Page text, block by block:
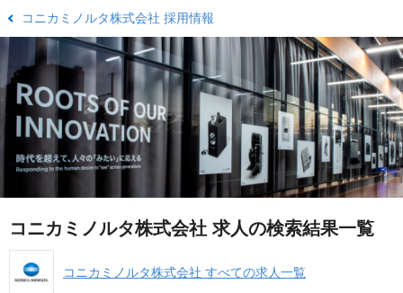
コニカミノルタ株式会社 採用情報
コニカミノルタ株式会社 求人の検索結果一覧
コニカミノルタ株式会社 すべての求人一覧